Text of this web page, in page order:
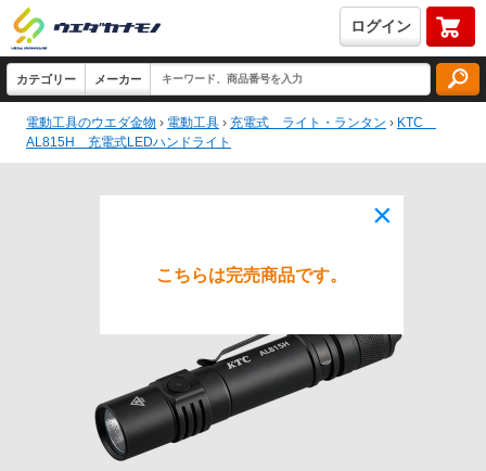
ログイン
電動工具のウエダ金物 › 電動工具 › 充電式 ライト・ランタン › KTC
AL815H 充電式LEDハンドライト
×
こちらは完売商品です。